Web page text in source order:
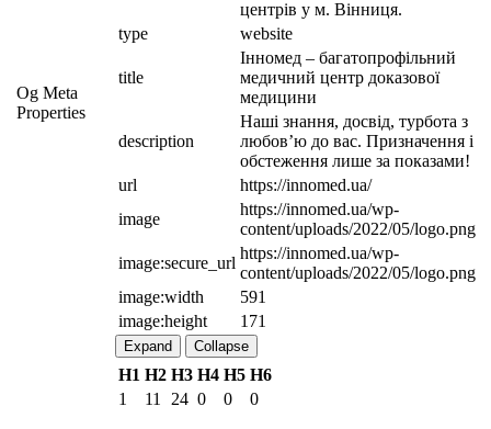
Og Meta
Properties
центрів у м. Вінниця.
type
website
title
Інномед – багатопрофільний
медичний центр доказової
медицини
description
Наші знання, досвід, турбота з
любов’ю до вас. Призначення і
обстеження лише за показами!
url
https://innomed.ua/
image
https://innomed.ua/wp-
content/uploads/2022/05/logo.png
image:secure_url
https://innomed.ua/wp-
content/uploads/2022/05/logo.png
image:width
591
image:height
171
Expand Collapse
H1 H2 H3 H4 H5 H6
1
11 24 0 0 0